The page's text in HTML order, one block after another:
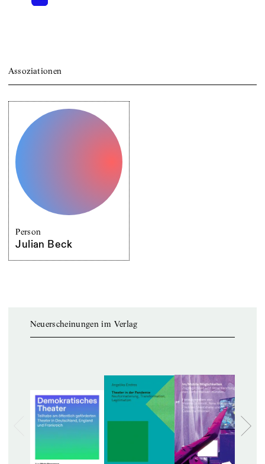
Assoziationen
Person
Julian Beck
Neuerscheinungen im Verlag